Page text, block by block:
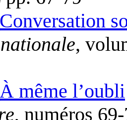
Conversation
,
À même l’oubli
, numéros